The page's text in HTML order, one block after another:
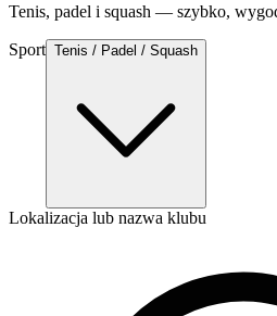
Tenis, padel i squash — szybko,
Sport Tenis / Padel / Squash
Lokalizacja lub nazwa klubu